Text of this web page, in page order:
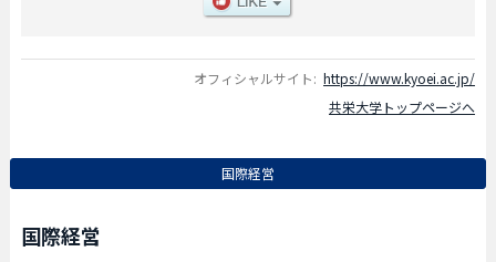
オフィシャルサイト: https://www.kyoei.ac.jp/
共栄大学トップページへ
国際経営
国際経営